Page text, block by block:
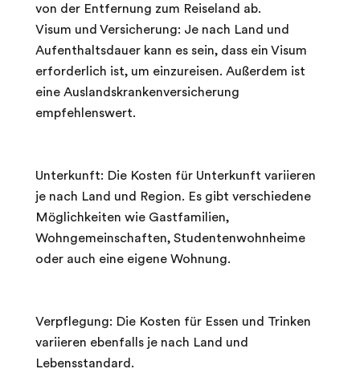
von der Entfernung zum Reiseland ab.
Visum und Versicherung: Je nach Land und
Aufenthaltsdauer kann es sein, dass ein Visum
erforderlich ist, um einzureisen. Außerdem ist
eine Auslandskrankenversicherung
empfehlenswert.
Unterkunft: Die Kosten für Unterkunft variieren
je nach Land und Region. Es gibt verschiedene
Möglichkeiten wie Gastfamilien,
Wohngemeinschaften, Studentenwohnheime
oder auch eine eigene Wohnung.
Verpflegung: Die Kosten für Essen und Trinken
variieren ebenfalls je nach Land und
Lebensstandard.